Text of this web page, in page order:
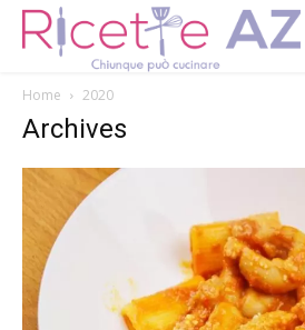
Home 2020
Archives